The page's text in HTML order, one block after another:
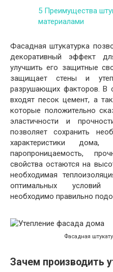
5 Преимущества
материалами
Фасадная штукатурка
декоративный эффект
улучшить его защитные
защищает стены и
разрушающих факторов. В
входят песок цемент, а
которые положительно
эластичности и
позволяет сохранить
характеристики
паропроницаемость,
свойства остаются на
необходимая
оптимальных условий
необходимо правильно
Фасадная
Зачем производить